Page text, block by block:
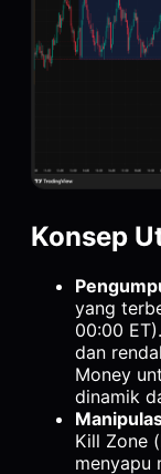
Konsep
yang
00:00
dan
Money
dinamik
Kill Zone
menyapu